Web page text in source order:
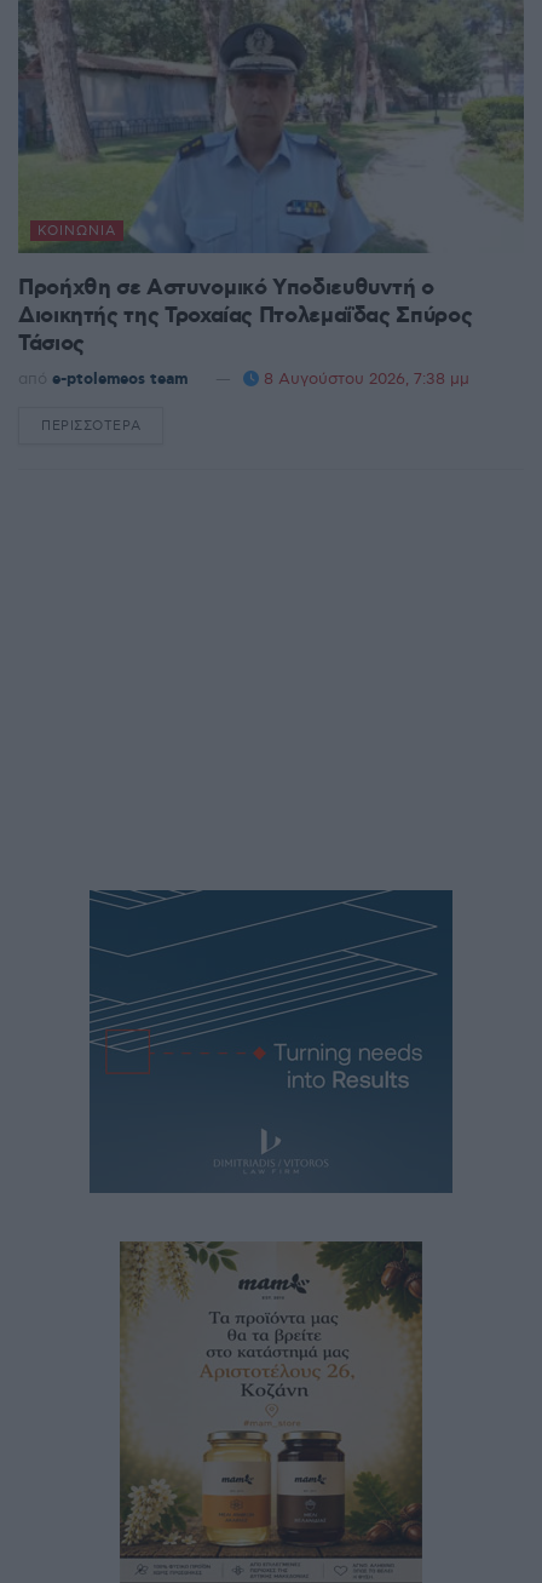
ΚΟΙΝΩΝΊΑ
Προήχθη σε Αστυνομικό Υποδιευθυντή ο
Διοικητής της Τροχαίας Πτολεμαΐδας Σπύρος
Τάσιος
από e-ptolemeos team 8 Αυγούστου 2026, 7:38 μμ
ΠΕΡΙΣΣΌΤΕΡΑ